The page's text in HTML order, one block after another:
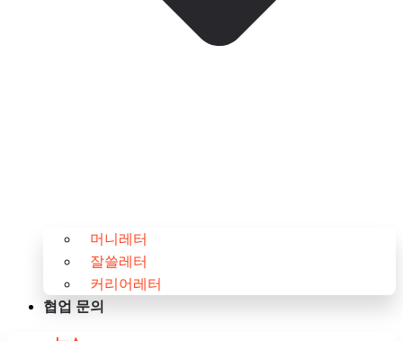
머니레터
잘쓸레터
커리어레터
협업 문의